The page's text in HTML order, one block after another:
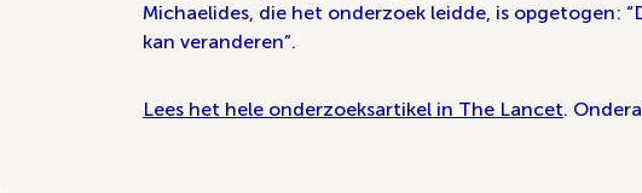
Michaelides, die het onderzoek leidde, is opgetogen:
kan veranderen”.
Lees het hele onderzoeksartikel in The Lancet.